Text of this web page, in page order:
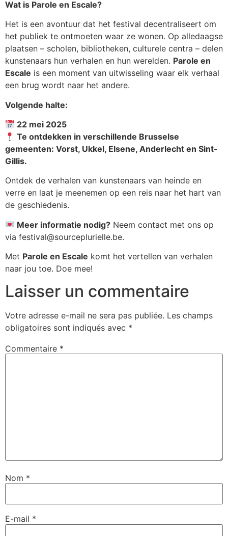
Wat is Parole en Escale?
Het is een avontuur dat het festival decentraliseert om
het publiek te ontmoeten waar ze wonen. Op alledaagse
plaatsen – scholen, bibliotheken, culturele centra – delen
kunstenaars hun verhalen en hun werelden. Parole en
Escale is een moment van uitwisseling waar elk verhaal
een brug wordt naar het andere.
Volgende halte:
22 mei 2025
Te ontdekken in verschillende Brusselse
gemeenten: Vorst, Ukkel, Elsene, Anderlecht en Sint-
Gillis.
Ontdek de verhalen van kunstenaars van heinde en
verre en laat je meenemen op een reis naar het hart van
de geschiedenis.
Meer informatie nodig? Neem contact met ons op
via festival@sourceplurielle.be.
Met Parole en Escale komt het vertellen van verhalen
naar jou toe. Doe mee!
Laisser un commentaire
Votre adresse e-mail ne sera pas publiée. Les champs
obligatoires sont indiqués avec *
Commentaire *
Nom *
E-mail *